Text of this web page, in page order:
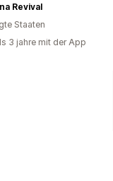
Revival
Staaten
3 jahre mit der App